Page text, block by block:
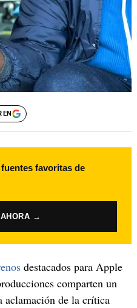
EN
favoritas de
→
destacados para Apple
comparten un
aclamación de la crítica